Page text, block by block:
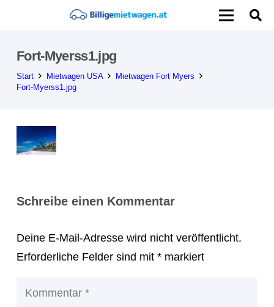
Fort-Myerss1.jpg
Start Mietwagen USA
Mietwagen Fort Myers
Fort-Myerss1.jpg
Schreibe einen Kommentar
Deine E-Mail-Adresse wird nicht veröffentlicht.
Erforderliche Felder sind mit * markiert